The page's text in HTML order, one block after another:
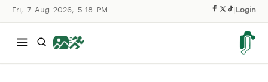
Fri, 7 Aug 2026, 5:18 PM Login